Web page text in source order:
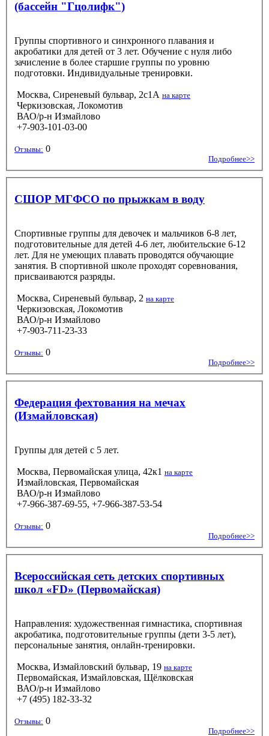
(бассейн "Гцолифк")
Группы спортивного и синхронного плавания и
акробатики для детей от 3 лет. Обучение с нуля либо
зачисление в более старшие группы по уровню
подготовки. Индивидуальные тренировки.
Москва, Сиреневый бульвар, 2с1А на карте
Черкизовская, Локомотив
ВАО/р-н Измайлово
+7-903-101-03-00
Отзывы: 0
Подробнее>>
СШОР МГФСО по прыжкам в воду
Спортивные группы для девочек и мальчиков 6-8 лет,
подготовительные для детей 4-6 лет, любительские 6-12
лет. Для не умеющих плавать проводятся обучающие
занятия. В спортивной школе проходят соревнования,
присваиваются разряды.
Москва, Сиреневый бульвар, 2 на карте
Черкизовская, Локомотив
ВАО/р-н Измайлово
+7-903-711-23-33
Отзывы: 0
Подробнее>>
Федерация фехтования на мечах
(Измайловская)
Группы для детей с 5 лет.
Москва, Первомайская улица, 42к1 на карте
Измайловская, Первомайская
ВАО/р-н Измайлово
+7-966-387-69-55, +7-966-387-53-54
Отзывы: 0
Подробнее>>
Всероссийская сеть детских спортивных
школ «FD» (Первомайская)
Направления: художественная гимнастика, спортивная
акробатика, подготовительные группы (дети 3-5 лет),
персональные занятия, онлайн-тренировки.
Москва, Измайловский бульвар, 19 на карте
Первомайская, Измайловская, Щёлковская
ВАО/р-н Измайлово
+7 (495) 182-33-32
Отзывы: 0
Подробнее>>